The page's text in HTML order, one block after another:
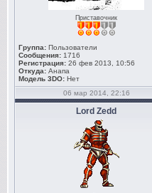
Приставочник
Группа: Пользователи
Сообщения: 1716
Регистрация: 26 фев 2013, 10:56
Откуда: Анапа
Модель 3DO: Нет
06 мар 2014, 22:16
Lord Zedd